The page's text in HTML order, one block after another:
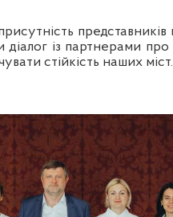
представників
діалог із партнерами
стійкість наших міст.